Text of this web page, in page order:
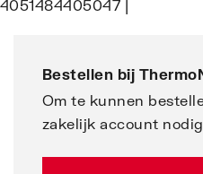
|
Bestellen bij
Om te kunnen
zakelijk account